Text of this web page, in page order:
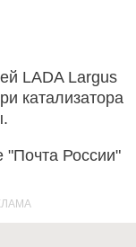
LADA Largus
катализатора
"Почта России"